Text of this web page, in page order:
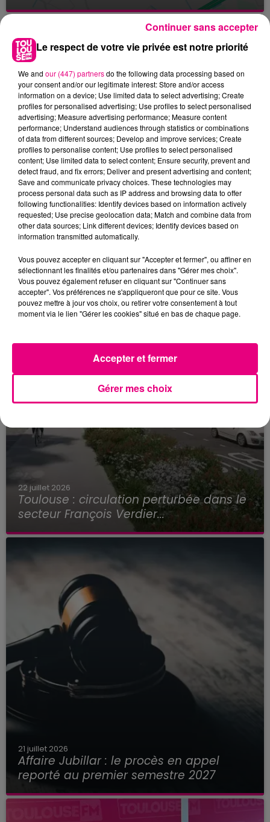
23 juillet 2026
Violent incendie au nord de Toulouse
22 juillet 2026
Toulouse : circulation perturbée dans le
secteur François Verdier...
21 juillet 2026
Affaire Jubillar : le procès en appel
reporté au premier semestre 2027
Le respect de votre vie privée est notre priorité
We and our (447) partnersdo the following data processing based on
your consent and/or our legitimate interest: Store and/or access
information on a device; Use limited data to select advertising; Create
profiles for personalised advertising; Use profiles to select personalised
advertising; Measure advertising performance; Measure content
performance; Understand audiences through statistics or combinations
of data from different sources; Develop and improve services; Create
profiles to personalise content; Use profiles to select personalised
content; Use limited data to select content; Ensure security, prevent and
detect fraud, and fix errors; Deliver and present advertising and content;
Save and communicate privacy choices. These technologies may
process personal data such as IP address and browsing data to offer
following functionalities: Identify devices based on information actively
requested; Use precise geolocation data; Match and combine data from
other data sources; Link different devices; Identify devices based on
information transmitted automatically.
Vous pouvez accepter en cliquant sur "Accepter et fermer", ou affiner en
sélectionnant les finalités et/ou partenaires dans "Gérer mes choix".
Vous pouvez également refuser en cliquant sur "Continuer sans
accepter". Vos préférences ne s'appliqueront que pour ce site. Vous
pouvez mettre à jour vos choix, ou retirer votre consentement à tout
moment via le lien "Gérer les cookies" situé en bas de chaque page.
Gérer mes choix
Accepter et fermer
Continuer sans accepter